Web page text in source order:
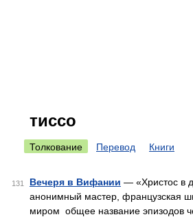
тиссо
Толкование Перевод Книги
131 Вечеря в Вифании — «Христос в
анонимный мастер, французская
миром общее название эпизодов